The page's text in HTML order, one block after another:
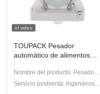
el video
TOUPACK Pesador
automático de alimentos
digitales de 14 cabezas
Nombre del producto: Pesadora
multicabezal
Servicio postventa: Ingenieros